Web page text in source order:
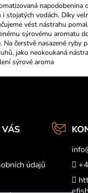
napodobenina
stojatých vodách. Díky
vést nástrahu
sýrovému aromatu
čerstvě nasazené ryby
jako neokoukaná
sýrové aroma
VÁS
údajů
info